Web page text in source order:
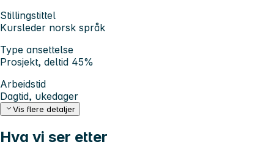
Stillingstittel
Kursleder norsk språk
Type ansettelse
Prosjekt, deltid 45%
Arbeidstid
Dagtid, ukedager
Vis flere detaljer
Hva vi ser etter